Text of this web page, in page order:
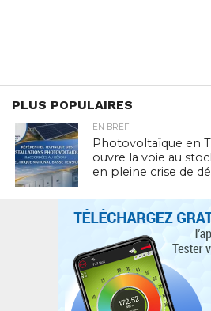
PLUS POPULAIRES
EN BREF
Photovoltaïque en
ouvre la voie au
en pleine crise de